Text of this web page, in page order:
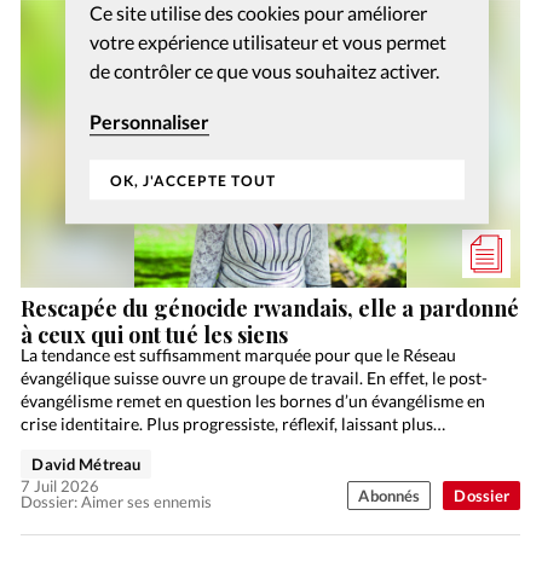
Ce site utilise des cookies pour améliorer
votre expérience utilisateur et vous permet
de contrôler ce que vous souhaitez activer.
Personnaliser
OK, J'ACCEPTE TOUT
Dossier
Rescapée du génocide rwandais, elle a pardonné
à ceux qui ont tué les siens
La tendance est suffisamment marquée pour que le Réseau
évangélique suisse ouvre un groupe de travail. En effet, le post-
évangélisme remet en question les bornes d’un évangélisme en
crise identitaire. Plus progressiste, réflexif, laissant plus…
Dossier: Aimer ses ennemis
David Métreau
7 Juil 2026
Abonnés